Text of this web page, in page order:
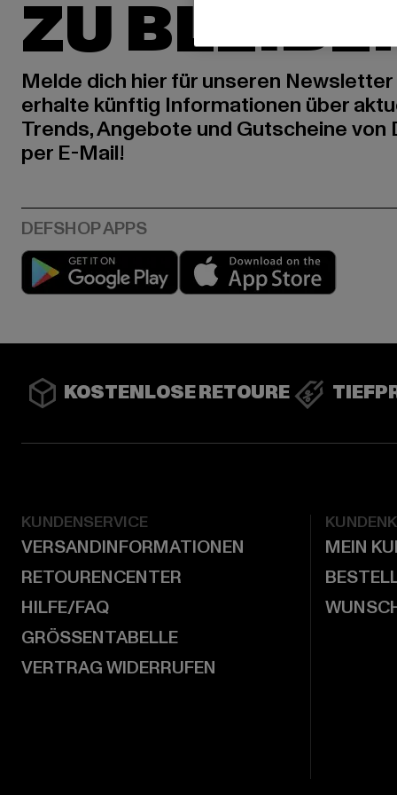
ZU
Melde dich hier für unseren Newsletter
erhalte künftig Informationen über
Trends, Angebote und Gutscheine von
per E-Mail!
Play market
KOSTENLOSE RETOURE
KUNDENSERVICE
VERSANDINFORMATIONEN
RETOURENCENTER
HILFE/FAQ
GRÖSSENTABELLE
VERTRAG WIDERRUFEN
MEIN